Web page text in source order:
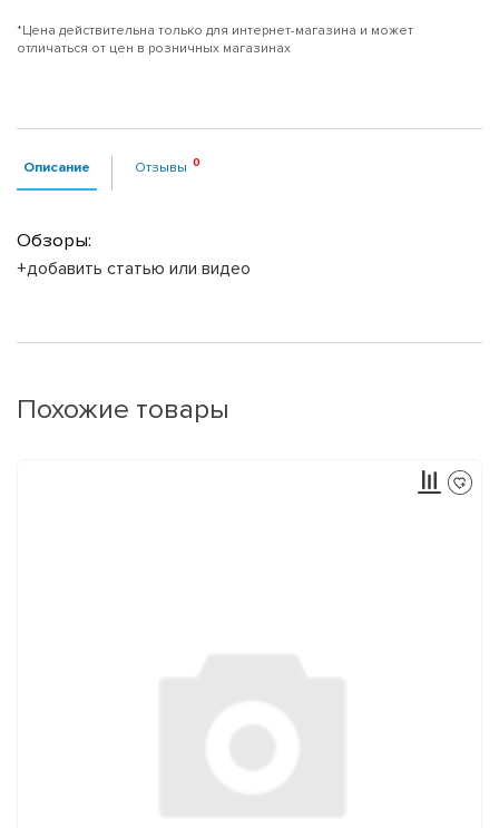
*Цена действительна только для интернет-магазина и может
отличаться от цен в розничных магазинах
Описание Отзывы
Обзоры:
+добавить статью или видео
Похожие товары